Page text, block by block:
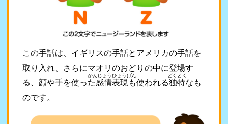
この手話は、イギリスの手話とアメリカの手話を
取り入れ、さらにマオリのおどりの中に登場す
る、顔や手を使った感情表現
かんじょうひょうげん
も使われる独特
どくとく
なも
のです。